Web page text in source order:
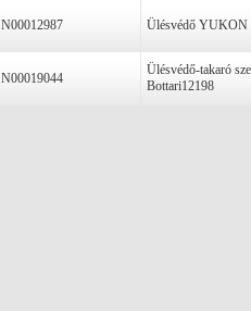
N00012987 Ülésvédő YUKON
N00019044
Ülésvédő-takaró
Bottari12198